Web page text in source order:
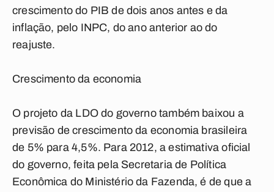
crescimento do PIB de dois anos antes e da
inflação, pelo INPC, do ano anterior ao do
reajuste.
Crescimento da economia
O projeto da LDO do governo também baixou a
previsão de crescimento da economia brasileira
de 5% para 4,5%. Para 2012, a estimativa oficial
do governo, feita pela Secretaria de Política
Econômica do Ministério da Fazenda, é de que a